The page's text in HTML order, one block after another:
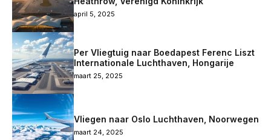
april 5, 2025
Per Vliegtuig naar Boedapest Ferenc Liszt
Internationale Luchthaven, Hongarije
maart 25, 2025
Vliegen naar Oslo Luchthaven, Noorwegen
maart 24, 2025